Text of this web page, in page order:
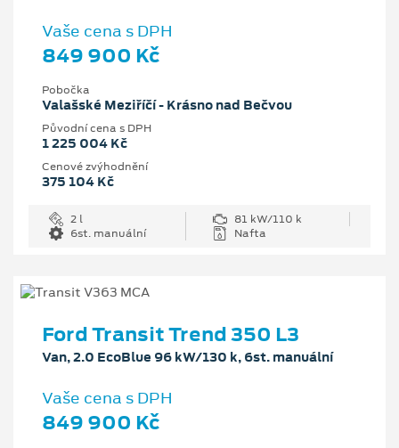
Vaše cena s DPH
849 900 Kč
Pobočka
Valašské Meziříčí - Krásno nad Bečvou
Původní cena s DPH
1 225 004 Kč
Cenové zvýhodnění
375 104 Kč
2 l
81 kW/110 k
6st. manuální
Nafta
Ford Transit Trend 350 L3
Van, 2.0 EcoBlue 96 kW/130 k, 6st. manuální
Vaše cena s DPH
849 900 Kč